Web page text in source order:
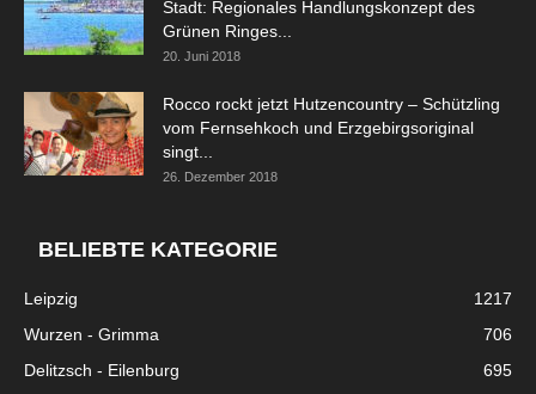
Stadt: Regionales Handlungskonzept des
Grünen Ringes...
20. Juni 2018
Rocco rockt jetzt Hutzencountry – Schützling
vom Fernsehkoch und Erzgebirgsoriginal
singt...
26. Dezember 2018
BELIEBTE KATEGORIE
Leipzig
1217
Wurzen - Grimma
706
Delitzsch - Eilenburg
695